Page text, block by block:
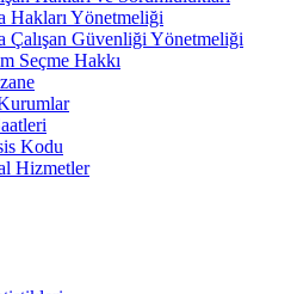
Hakları Yönetmeliği
Çalışan Güvenliği Yönetmeliği
Seçme Hakkı
Kodu
Hizmetler